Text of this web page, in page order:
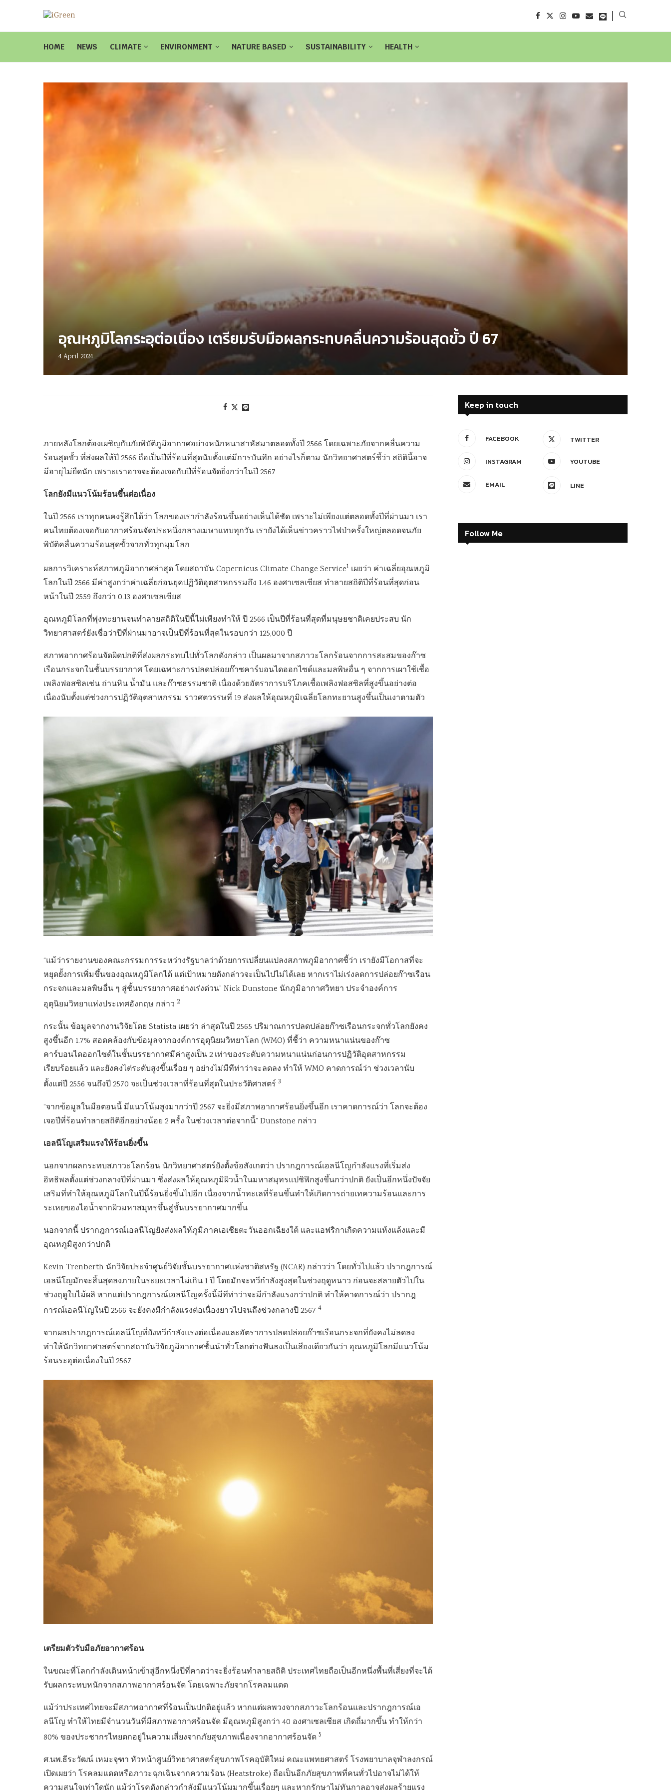
HOME NEWS CLIMATE ENVIRONMENT NATURE BASED SUSTAINABILITY HEALTH
อุณหภูมิโลกระอุต่อเนื่อง เตรียมรับมือผลกระทบคลื่นความร้อนสุดขั้ว ปี 67
4 April 2024
ภายหลังโลกต้องเผชิญกับภัยพิบัติภูมิอากาศอย่างหนักหนาสาหัสมาตลอดทั้งปี 2566 โดยเฉพาะภัยจากคลื่นความ
ร้อนสุดขั้ว ที่ส่งผลให้ปี 2566 ถือเป็นปีที่ร้อนที่สุดนับตั้งแต่มีการบันทึก อย่างไรก็ตาม นักวิทยาศาสตร์ชี้ว่า สถิตินี้อาจ
มีอายุไม่ยืดนัก เพราะเราอาจจะต้องเจอกับปีที่ร้อนจัดยิ่งกว่าในปี 2567
โลกยังมีแนวโน้มร้อนขึ้นต่อเนื่อง
ในปี 2566 เราทุกคนคงรู้สึกได้ว่า โลกของเรากำลังร้อนขึ้นอย่างเห็นได้ชัด เพราะไม่เพียงแต่ตลอดทั้งปีที่ผ่านมา เรา
คนไทยต้องเจอกับอากาศร้อนจัดประหนึ่งกลางเมษาแทบทุกวัน เรายังได้เห็นข่าวคราวไฟป่าครั้งใหญ่ตลอดจนภัย
พิบัติคลื่นความร้อนสุดขั้วจากทั่วทุกมุมโลก
ผลการวิเคราะห์สภาพภูมิอากาศล่าสุด โดยสถาบัน Copernicus Climate Change Service1 เผยว่า ค่าเฉลี่ยอุณหภูมิ
โลกในปี 2566 มีค่าสูงกว่าค่าเฉลี่ยก่อนยุคปฏิวัติอุตสาหกรรมถึง 1.46 องศาเซลเซียส ทำลายสถิติปีที่ร้อนที่สุดก่อน
หน้าในปี 2559 ถึงกว่า 0.13 องศาเซลเซียส
อุณหภูมิโลกที่พุ่งทะยานจนทำลายสถิติในปีนี้ไม่เพียงทำให้ ปี 2566 เป็นปีที่ร้อนที่สุดที่มนุษยชาติเคยประสบ นัก
วิทยาศาสตร์ยังเชื่อว่าปีที่ผ่านมาอาจเป็นปีที่ร้อนที่สุดในรอบกว่า 125,000 ปี
สภาพอากาศร้อนจัดผิดปกติที่ส่งผลกระทบไปทั่วโลกดังกล่าว เป็นผลมาจากสภาวะโลกร้อนจากการสะสมของก๊าซ
เรือนกระจกในชั้นบรรยากาศ โดยเฉพาะการปลดปล่อยก๊าซคาร์บอนไดออกไซด์และมลพิษอื่น ๆ จากการเผาใช้เชื้อ
เพลิงฟอสซิลเช่น ถ่านหิน น้ำมัน และก๊าซธรรมชาติ เนื่องด้วยอัตราการบริโภคเชื้อเพลิงฟอสซิลที่สูงขึ้นอย่างต่อ
เนื่องนับตั้งแต่ช่วงการปฏิวัติอุตสาหกรรม ราวศตวรรษที่ 19 ส่งผลให้อุณหภูมิเฉลี่ยโลกทะยานสูงขึ้นเป็นเงาตามตัว
“แม้ว่ารายงานของคณะกรรมการระหว่างรัฐบาลว่าด้วยการเปลี่ยนแปลงสภาพภูมิอากาศชี้ว่า เรายังมีโอกาสที่จะ
หยุดยั้งการเพิ่มขึ้นของอุณหภูมิโลกได้ แต่เป้าหมายดังกล่าวจะเป็นไปไม่ได้เลย หากเราไม่เร่งลดการปล่อยก๊าซเรือน
กระจกและมลพิษอื่น ๆ สู่ชั้นบรรยากาศอย่างเร่งด่วน” Nick Dunstone นักภูมิอากาศวิทยา ประจำองค์การ
อุตุนิยมวิทยาแห่งประเทศอังกฤษ กล่าว 2
กระนั้น ข้อมูลจากงานวิจัยโดย Statista เผยว่า ล่าสุดในปี 2565 ปริมาณการปลดปล่อยก๊าซเรือนกระจกทั่วโลกยังคง
สูงขึ้นอีก 1.7% สอดคล้องกับข้อมูลจากองค์การอุตุนิยมวิทยาโลก (WMO) ที่ชี้ว่า ความหนาแน่นของก๊าซ
คาร์บอนไดออกไซด์ในชั้นบรรยากาศมีค่าสูงเป็น 2 เท่าของระดับความหนาแน่นก่อนการปฏิวัติอุตสาหกรรม
เรียบร้อยแล้ว และยังคงไต่ระดับสูงขึ้นเรื่อย ๆ อย่างไม่มีทีท่าว่าจะลดลง ทำให้ WMO คาดการณ์ว่า ช่วงเวลานับ
ตั้งแต่ปี 2556 จนถึงปี 2570 จะเป็นช่วงเวลาที่ร้อนที่สุดในประวัติศาสตร์ 3
“จากข้อมูลในมือตอนนี้ มีแนวโน้มสูงมากว่าปี 2567 จะยิ่งมีสภาพอากาศร้อนยิ่งขึ้นอีก เราคาดการณ์ว่า โลกจะต้อง
เจอปีที่ร้อนทำลายสถิติอีกอย่างน้อย 2 ครั้ง ในช่วงเวลาต่อจากนี้” Dunstone กล่าว
เอลนีโญเสริมแรงให้ร้อนยิ่งขึ้น
นอกจากผลกระทบสภาวะโลกร้อน นักวิทยาศาสตร์ยังตั้งข้อสังเกตว่า ปรากฎการณ์เอลนีโญกำลังแรงที่เริ่มส่ง
อิทธิพลตั้งแต่ช่วงกลางปีที่ผ่านมา ซึ่งส่งผลให้อุณหภูมิผิวน้ำในมหาสมุทรแปซิฟิกสูงขึ้นกว่าปกติ ยังเป็นอีกหนึ่งปัจจัย
เสริมที่ทำให้อุณหภูมิโลกในปีนี้ร้อนยิ่งขึ้นไปอีก เนื่องจากน้ำทะเลที่ร้อนขึ้นทำให้เกิดการถ่ายเทความร้อนและการ
ระเหยของไอน้ำจากผิวมหาสมุทรขึ้นสู่ชั้นบรรยากาศมากขึ้น
นอกจากนี้ ปรากฎการณ์เอลนีโญยังส่งผลให้ภูมิภาคเอเชียตะวันออกเฉียงใต้ และแอฟริกาเกิดความแห้งแล้งและมี
อุณหภูมิสูงกว่าปกติ
Kevin Trenberth นักวิจัยประจำศูนย์วิจัยชั้นบรรยากาศแห่งชาติสหรัฐ (NCAR) กล่าวว่า โดยทั่วไปแล้ว ปรากฎการณ์
เอลนีโญมักจะสิ้นสุดลงภายในระยะเวลาไม่เกิน 1 ปี โดยมักจะทวีกำลังสูงสุดในช่วงฤดูหนาว ก่อนจะสลายตัวไปใน
ช่วงฤดูใบไม้ผลิ หากแต่ปรากฎการณ์เอลนีโญครั้งนี้มีทีท่าว่าจะมีกำลังแรงกว่าปกติ ทำให้คาดการณ์ว่า ปรากฎ
การณ์เอลนีโญในปี 2566 จะยังคงมีกำลังแรงต่อเนื่องยาวไปจนถึงช่วงกลางปี 2567 4
จากผลปรากฎการณ์เอลนีโญที่ยังทวีกำลังแรงต่อเนื่องและอัตราการปลดปล่อยก๊าซเรือนกระจกที่ยังคงไม่ลดลง
ทำให้นักวิทยาศาสตร์จากสถาบันวิจัยภูมิอากาศชั้นนำทั่วโลกต่างฟันธงเป็นเสียงเดียวกันว่า อุณหภูมิโลกมีแนวโน้ม
ร้อนระอุต่อเนื่องในปี 2567
เตรียมตัวรับมือภัยอากาศร้อน
ในขณะที่โลกกำลังเดินหน้าเข้าสู่อีกหนึ่งปีที่คาดว่าจะยิ่งร้อนทำลายสถิติ ประเทศไทยถือเป็นอีกหนึ่งพื้นที่เสี่ยงที่จะได้
รับผลกระทบหนักจากสภาพอากาศร้อนจัด โดยเฉพาะภัยจากโรคลมแดด
แม้ว่าประเทศไทยจะมีสภาพอากาศที่ร้อนเป็นปกติอยู่แล้ว หากแต่ผลพวงจากสภาวะโลกร้อนและปรากฎการณ์เอ
ลนีโญ ทำให้ไทยมีจำนวนวันที่มีสภาพอากาศร้อนจัด มีอุณหภูมิสูงกว่า 40 องศาเซลเซียส เกิดถี่มากขึ้น ทำให้กว่า
80% ของประชากรไทยตกอยู่ในความเสี่ยงจากภัยสุขภาพเนื่องจากอากาศร้อนจัด 5
ศ.นพ.ธีระวัฒน์ เหมะจุฑา หัวหน้าศูนย์วิทยาศาสตร์สุขภาพโรคอุบัติใหม่ คณะแพทยศาสตร์ โรงพยาบาลจุฬาลงกรณ์
เปิดเผยว่า โรคลมแดดหรือภาวะฉุกเฉินจากความร้อน (Heatstroke) ถือเป็นอีกภัยสุขภาพที่คนทั่วไปอาจไม่ได้ให้
ความสนใจเท่าใดนัก แม้ว่าโรคดังกล่าวกำลังมีแนวโน้มมากขึ้นเรื่อยๆ และหากรักษาไม่ทันกาลอาจส่งผลร้ายแรง
Keep in touch
FACEBOOK TWITTER
INSTAGRAM YOUTUBE
EMAIL LINE
Follow Me